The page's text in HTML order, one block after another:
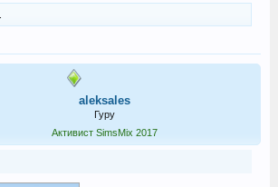
aleksales
Гуру
Активист SimsMix 2017